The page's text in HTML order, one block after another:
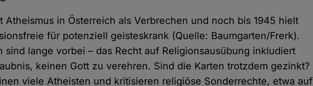
Atheismus in Österreich als Verbrechen und noch bis 1945 hielt
für potenziell geisteskrank (Quelle: Baumgarten/Frerk).
sind lange vorbei – das Recht auf Religionsausübung inkludiert
keinen Gott zu verehren. Sind die Karten trotzdem gezinkt?
viele Atheisten und kritisieren religiöse Sonderrechte, etwa auf